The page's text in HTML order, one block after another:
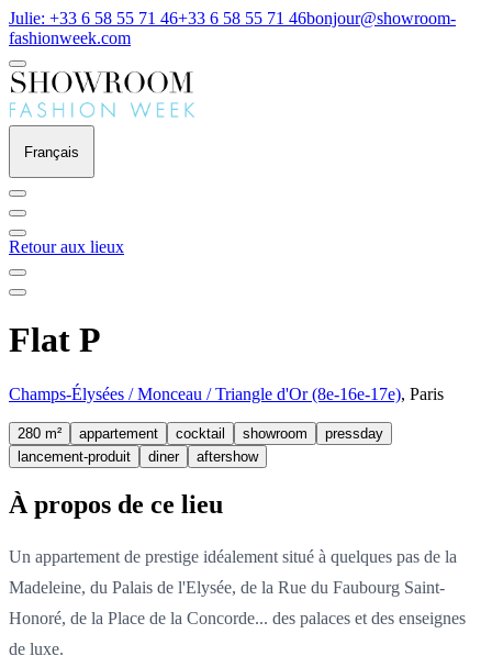
Julie: +33 6 58 55 71 46+33 6 58 55 71 46bonjour@showroom-
fashionweek.com
Français
Retour aux lieux
Flat P
Champs-Élysées / Monceau / Triangle d'Or (8e-16e-17e), Paris
280 m² appartement cocktail showroom
pressday
lancement-produit
diner aftershow
À propos de ce lieu
Un appartement de prestige idéalement situé à quelques pas de la
Madeleine, du Palais de l'Elysée, de la Rue du Faubourg Saint-
Honoré, de la Place de la Concorde... des palaces et des enseignes
de luxe.